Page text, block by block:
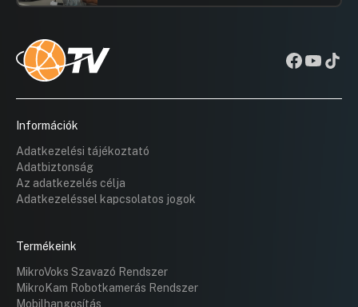
Információk
Adatkezelési tájékoztató
Adatbiztonság
Az adatkezelés célja
Adatkezeléssel kapcsolatos jogok
Termékeink
MikroVoks Szavazó Rendszer
MikroKam Robotkamerás Rendszer
Mobilhangosítás